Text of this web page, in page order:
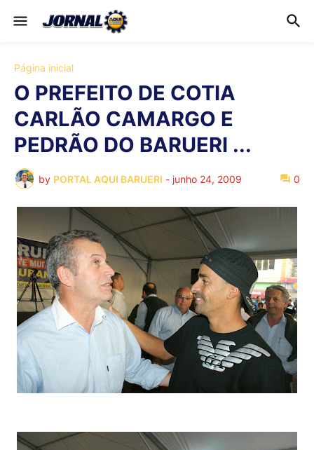
Página inicial
O PREFEITO DE COTIA
CARLÃO CAMARGO E
PEDRÃO DO BARUERI ...
by PORTAL AQUI BARUERI - junho 24, 2009 0